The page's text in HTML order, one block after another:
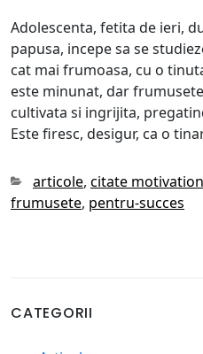
Adolescenta, fetita de ieri,
papusa, incepe sa se
cat mai frumoasa, cu o
este minunat, dar
cultivata si ingrijita,
Este firesc, desigur, ca o
Categories
articole, citate
frumusete, pentru-succes
CATEGORII